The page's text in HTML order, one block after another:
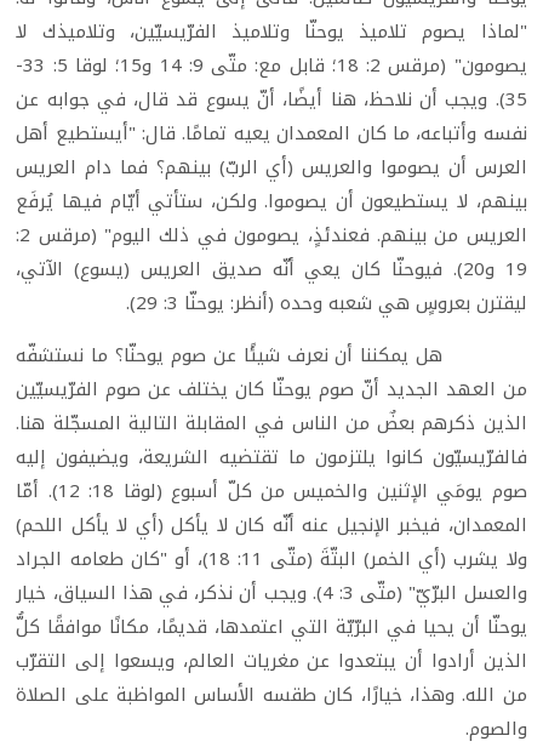
"لماذا يصوم تلاميذ يوحنّا وتلاميذ الفرّيسيّين، وتلاميذك لا
يصومون" (مرقس 2: 18؛ قابل مع: متّى 9: 14 و15؛ لوقا 5: 33-
35). ويجب أن نلاحظ، هنا أيضًا، أنّ يسوع قد قال، في جوابه عن
نفسه وأتباعه، ما كان المعمدان يعيه تمامًا. قال: "أيستطيع أهل
العرس أن يصوموا والعريس (أي الربّ) بينهم؟ فما دام العريس
بينهم، لا يستطيعون أن يصوموا. ولكن، ستأتي أيّام فيها يُرفَع
العريس من بينهم. فعندئذٍ، يصومون في ذلك اليوم" (مرقس 2:
19 و20). فيوحنّا كان يعي أنّه صديق العريس (يسوع) الآتي،
ليقترن بعروسٍ هي شعبه وحده (أنظر: يوحنّا 3: 29).
هل يمكننا أن نعرف شيئًا عن صوم يوحنّا؟ ما نستشفّه
من العهد الجديد أنّ صوم يوحنّا كان يختلف عن صوم الفرّيسيّين
الذين ذكرهم بعضٌ من الناس في المقابلة التالية المسجّلة هنا.
فالفرّيسيّون كانوا يلتزمون ما تقتضيه الشريعة، ويضيفون إليه
صوم يومَي الإثنين والخميس من كلّ أسبوع (لوقا 18: 12). أمّا
المعمدان، فيخبر الإنجيل عنه أنّه كان لا يأكل (أي لا يأكل اللحم)
ولا يشرب (أي الخمر) البتّةَ (متّى 11: 18)، أو "كان طعامه الجراد
والعسل البرّيّ" (متّى 3: 4). ويجب أن نذكر، في هذا السياق، خيار
يوحنّا أن يحيا في البرّيّة التي اعتمدها، قديمًا، مكانًا موافقًا كلُّ
الذين أرادوا أن يبتعدوا عن مغريات العالم، ويسعوا إلى التقرّب
من الله. وهذا، خيارًا، كان طقسه الأساس المواظبة على الصلاة
والصوم.